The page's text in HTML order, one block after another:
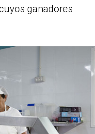
ganadores